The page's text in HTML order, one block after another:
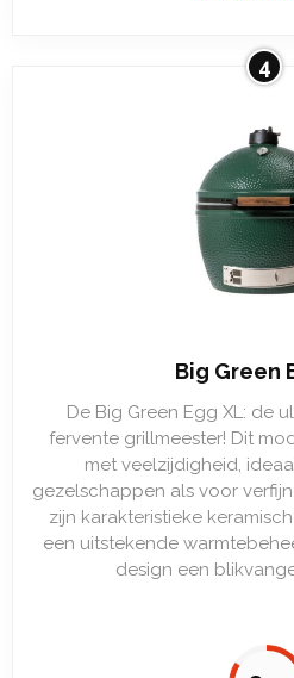
4
Big Green
De Big Green Egg XL: de
fervente grillmeester! Dit
met veelzijdigheid,
gezelschappen als voor
zijn karakteristieke
een uitstekende
design een